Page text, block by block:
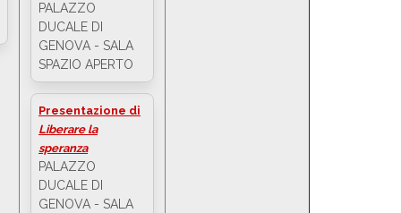
PALAZZO
DUCALE DI
GENOVA - SALA
SPAZIO APERTO
Presentazione di
Liberare la
speranza
PALAZZO
DUCALE DI
GENOVA - SALA